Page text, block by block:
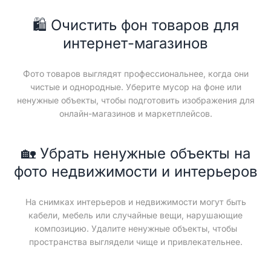
🛍️ Очистить фон товаров для
интернет-магазинов
Фото товаров выглядят профессиональнее, когда они
чистые и однородные. Уберите мусор на фоне или
ненужные объекты, чтобы подготовить изображения для
онлайн-магазинов и маркетплейсов.
🏡 Убрать ненужные объекты на
фото недвижимости и интерьеров
На снимках интерьеров и недвижимости могут быть
кабели, мебель или случайные вещи, нарушающие
композицию. Удалите ненужные объекты, чтобы
пространства выглядели чище и привлекательнее.